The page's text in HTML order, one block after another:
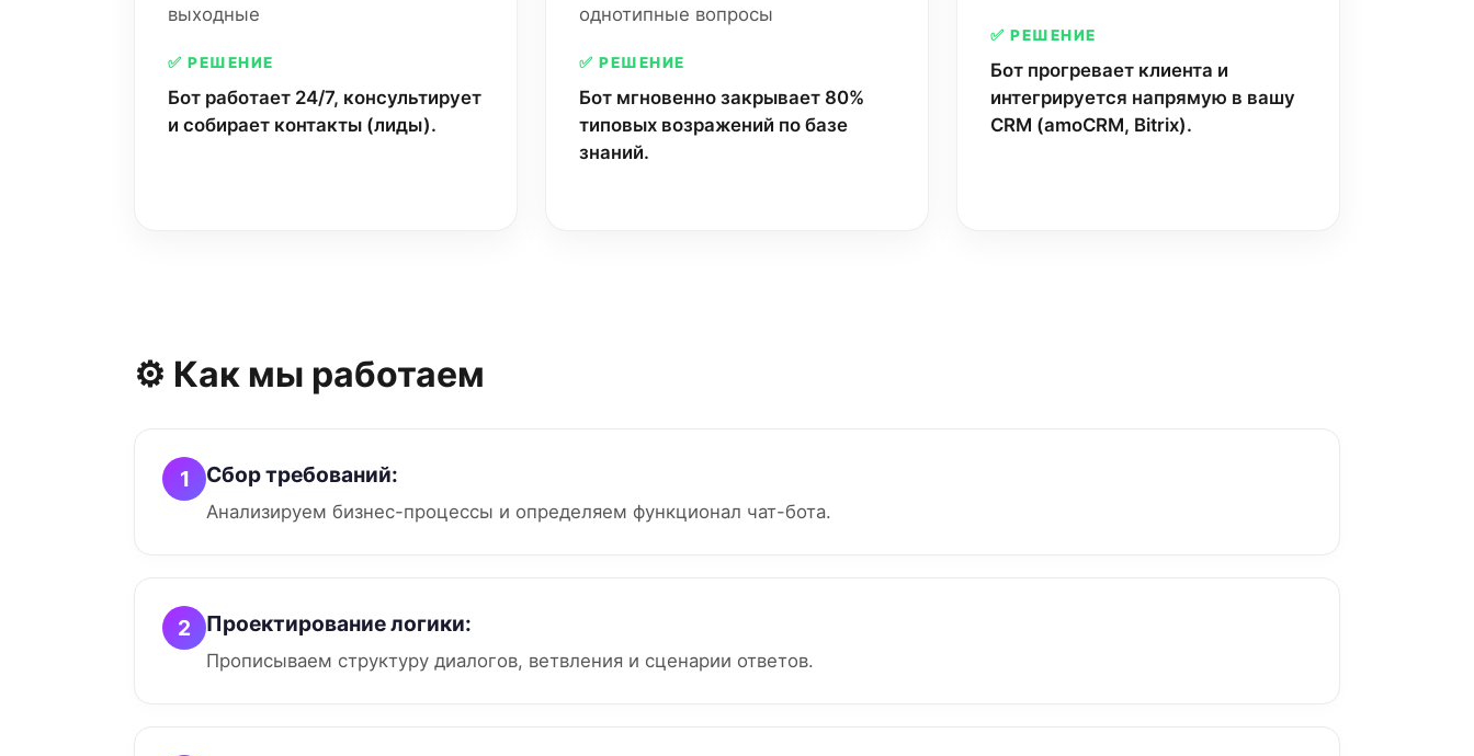
выходные
✅ РЕШЕНИЕ
Бот работает 24/7, консультирует
и собирает контакты (лиды).
однотипные вопросы
✅ РЕШЕНИЕ
Бот мгновенно закрывает 80%
типовых возражений по базе
знаний.
✅ РЕШЕНИЕ
Бот прогревает клиента и
интегрируется напрямую в вашу
CRM (amoCRM, Bitrix).
⚙️ Как мы работаем
1 Сбор требований:
Анализируем бизнес-процессы и определяем функционал чат-бота.
2 Проектирование логики:
Прописываем структуру диалогов, ветвления и сценарии ответов.